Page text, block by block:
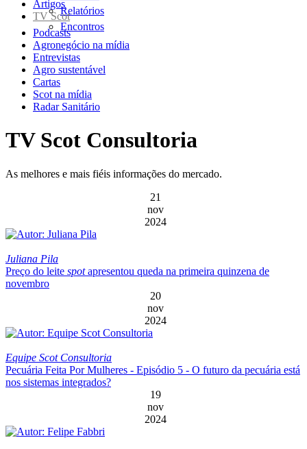
Relatórios
Encontros
Artigos
TV Scot
Podcasts
Agronegócio na mídia
Entrevistas
Agro sustentável
Cartas
Scot na mídia
Radar Sanitário
TV Scot Consultoria
As melhores e mais fiéis informações do mercado.
21
nov
2024
Juliana Pila
Preço do leite spotapresentou queda na primeira quinzena de
novembro
20
nov
2024
Equipe Scot Consultoria
Pecuária Feita Por Mulheres - Episódio 5 - O futuro da pecuária está
nos sistemas integrados?
19
nov
2024